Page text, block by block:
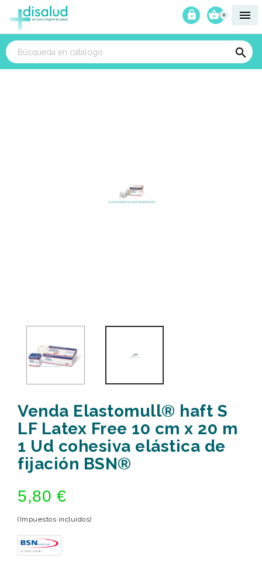

0



Venda Elastomull® haft S
LF Latex Free 10 cm x 20 m
1 Ud cohesiva elástica de
fijación BSN®
5,80 €
(Impuestos incluidos)